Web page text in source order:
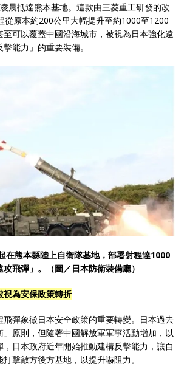
晨抵達熊本基地。這款由三菱重工研發的改
從原本約200公里大幅提升至約1000至1200
可以覆蓋中國沿海城市，被視為日本強化遠
能力」的重要裝備。
在熊本縣陸上自衛隊基地，部署射程達1000
飛彈」。（圖／日本防衛裝備廳）
為安保政策轉折
飛彈象徵日本安全政策的重要轉變。日本過去
原則，但隨著中國解放軍軍事活動增加，以
，日本政府近年開始推動建構反擊能力，讓自
擊敵方後方基地，以提升嚇阻力。